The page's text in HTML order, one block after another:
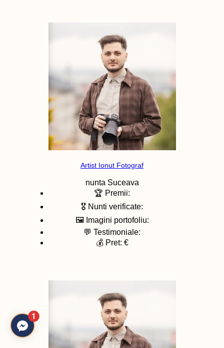
Artist Ionut Fotograf
nunta Suceava
🏆 Premii:
🎖️ Nunti verificate:
🖼️ Imagini portofoliu:
💬 Testimoniale:
💰 Pret: €